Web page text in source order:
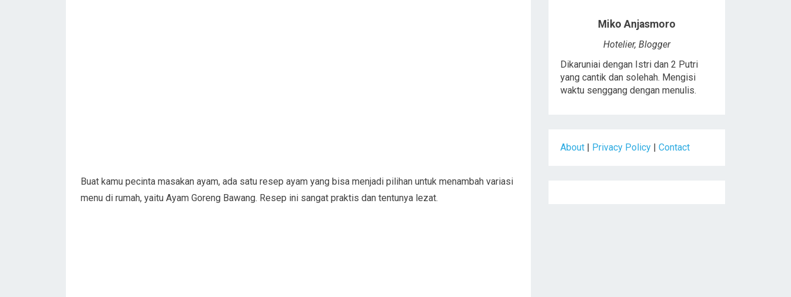
Buat kamu pecinta masakan ayam, ada satu resep ayam yang bisa menjadi pilihan untuk menambah variasi
menu di rumah, yaitu Ayam Goreng Bawang. Resep ini sangat praktis dan tentunya lezat.
Miko Anjasmoro
Hotelier, Blogger
Dikaruniai dengan Istri dan 2 Putri
yang cantik dan solehah. Mengisi
waktu senggang dengan menulis.
About Privacy Policy Contact